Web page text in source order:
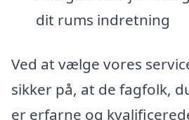
dit rums indretning
Ved at vælge vores
sikker på, at de fagfolk,
er erfarne og